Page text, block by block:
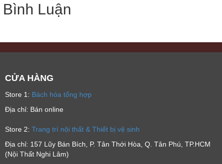
Bình Luận
CỬA HÀNG
Store 1: Bách hóa tổng hợp
Địa chỉ: Bán online
Store 2: Trang trí nội thất & Thiết bị vệ sinh
Địa chỉ: 157 Lũy Bán Bích, P. Tân Thới Hòa, Q. Tân Phú, TP.HCM
(Nội Thất Nghi Lâm)